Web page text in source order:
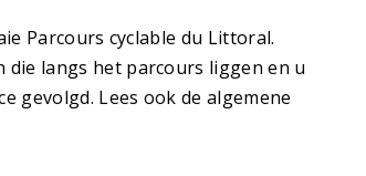
Parcours cyclable du Littoral.
die langs het parcours liggen en u
gevolgd. Lees ook de algemene